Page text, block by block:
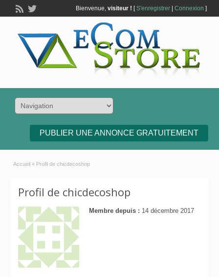
Bienvenue, visiteur ! [S'enregistrer| Connexion ]
PUBLIER UNE ANNONCE GRATUITEMENT
Accueil » Profil de chicdecoshop
Profil de chicdecoshop
Membre depuis : 14 décembre 2017